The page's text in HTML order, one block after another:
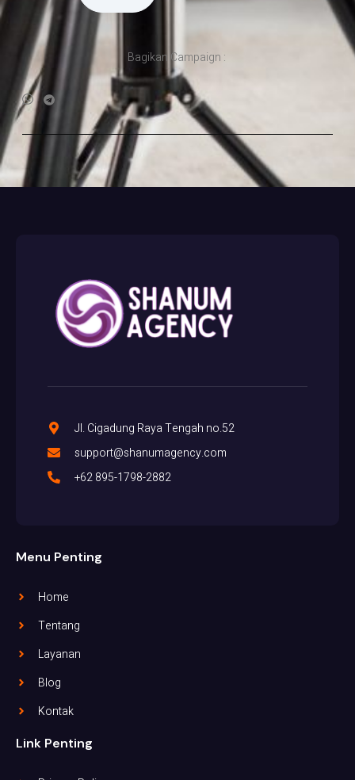
Bagikan Campaign :
Jl. Cigadung Raya Tengah no.52
support@shanumagency.com
+62 895-1798-2882
Menu Penting
Home
Tentang
Layanan
Blog
Kontak
Link Penting